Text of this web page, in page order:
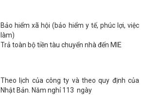
Bảo hiểm xã hội (bảo hiểm y tế, phúc lợi, việc
làm)
Trả toàn bộ tiền tàu chuyển nhà đến MIE
Theo lịch của công ty và theo quy định của
Nhật Bản. Năm nghỉ 113 ngày